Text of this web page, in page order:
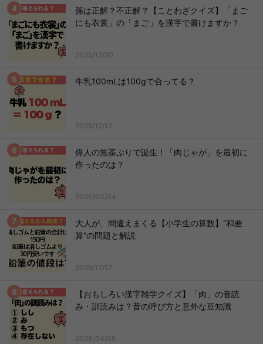
孫は正解？不正解？【ことわざクイズ】「まご
にも衣裳」の「まご」を漢字で書けますか？
2025/12/20
牛乳100mLは100gで合ってる？
2025/12/12
偉人の無茶ぶりで誕生！「肉じゃが」を最初に
作ったのは？
2026/03/04
大人が、間違えまくる【小学生の算数】“和差
算”の問題と解説
2025/12/17
【おもしろい漢字雑学クイズ】「肉」の音読
み・訓読みは？昔の呼び方と意外な豆知識
2026/04/05